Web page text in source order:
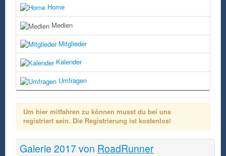
Home
Medien
Mitglieder
Kalender
Umfragen
Um hier mitfahren zu können musst du bei uns
registriert sein. Die Registrierung ist kostenlos!
Galerie 2017von RoadRunner